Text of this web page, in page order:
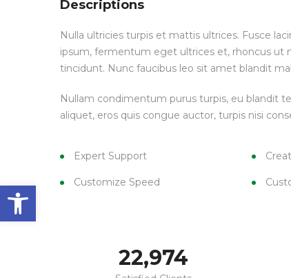
Barra de Ferramentas Aberta
Descriptions
Nulla ultricies turpis et mattis ultrices. Fusce
ipsum, fermentum eget ultrices et, rhoncus ut
tincidunt. Nunc faucibus leo sit amet blandit
Nullam condimentum purus turpis, eu blandit
aliquet, eros quis congue auctor, turpis nisi
Expert Support
Customize Speed
23,000